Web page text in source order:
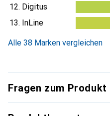
12. Digitus
13. InLine
Alle 38 Marken vergleichen
Fragen zum Produkt